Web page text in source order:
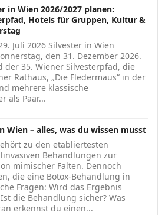
in Wien 2026/2027 planen:
Hotels für Gruppen, Kultur &
Juli 2026 Silvester in Wien
den 31. Dezember 2026.
der 35. Wiener Silvesterpfad, die
Rathaus, „Die Fledermaus“ in der
mehrere klassische
als Paar...
Wien – alles, was du wissen musst
zu den etabliertesten
Behandlungen zur
mimischer Falten. Dennoch
die eine Botox-Behandlung in
Fragen: Wird das Ergebnis
die Behandlung sicher? Was
erkennst du einen...